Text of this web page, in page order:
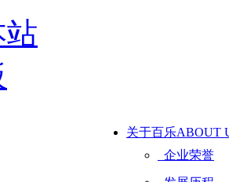
关于百乐ABOUT
企业荣誉